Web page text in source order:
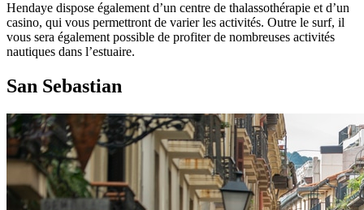
Hendaye dispose également d’un centre de thalassothérapie et d’un
casino, qui vous permettront de varier les activités. Outre le surf, il
vous sera également possible de profiter de nombreuses activités
nautiques dans l’estuaire.
San Sebastian